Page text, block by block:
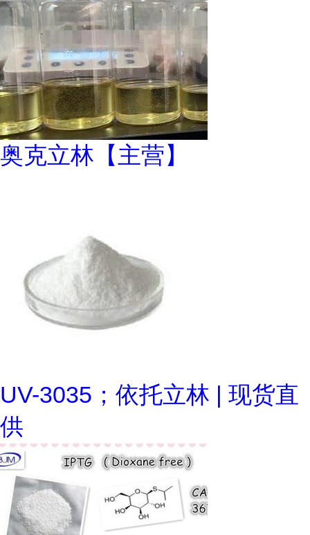
奥克立林【主营】
UV-3035；依托立林 | 现货直
供